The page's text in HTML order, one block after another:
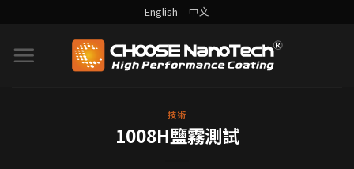
English 中文
技術
1008H鹽霧測試